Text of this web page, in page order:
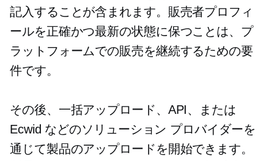
記入することが含まれます。販売者プロフィ
ールを正確かつ最新の状態に保つことは、プ
ラットフォームでの販売を継続するための要
件です。
その後、一括アップロード、API、または
Ecwid などのソリューション プロバイダーを
通じて製品のアップロードを開始できます。